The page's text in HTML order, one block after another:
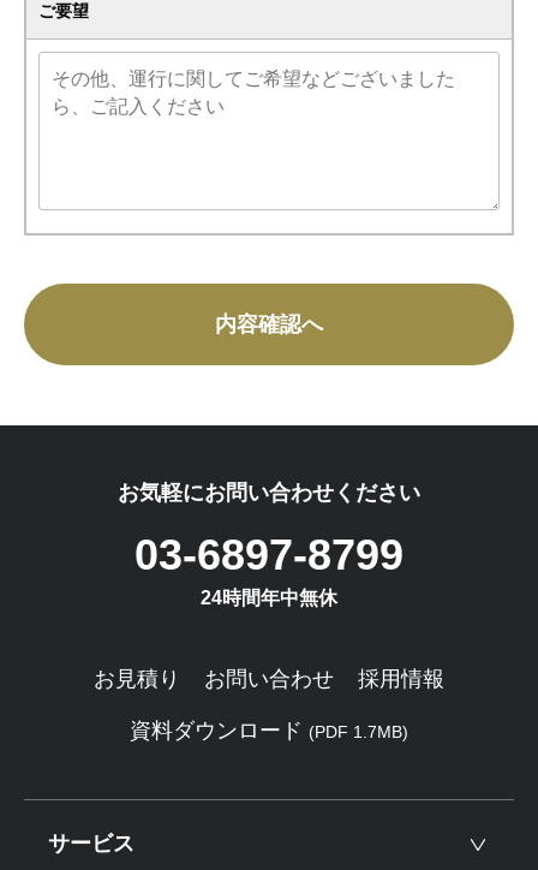
ご要望
お気軽にお問い合わせください
03-6897-8799
24時間年中無休
お見積り お問い合わせ 採用情報
資料ダウンロード (PDF 1.7MB)
サービス